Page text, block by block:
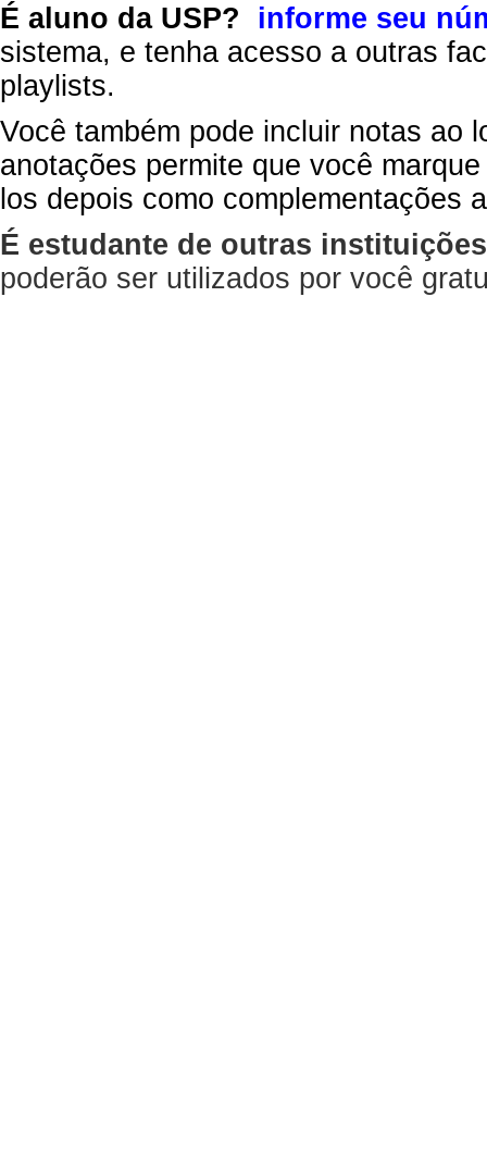
É aluno da USP?
informe seu
sistema, e tenha acesso a outras
playlists.
Você também pode incluir notas ao
anotações permite que você
los depois como complementações
É estudante de outras
poderão ser utilizados por você